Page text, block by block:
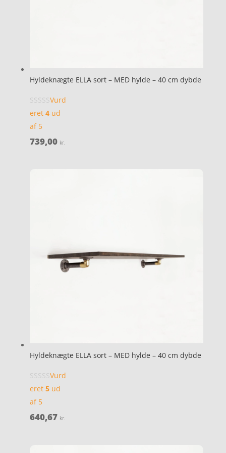
Hyldeknægte ELLA sort – MED hylde – 40 cm dybde
Vurd
eret 4ud
af 5
739,00 kr.
Hyldeknægte ELLA sort – MED hylde – 40 cm dybde
Vurd
eret 5ud
af 5
640,67 kr.